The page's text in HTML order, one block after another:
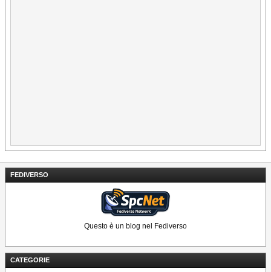
FEDIVERSO
Questo è un blog nel Fediverso
CATEGORIE